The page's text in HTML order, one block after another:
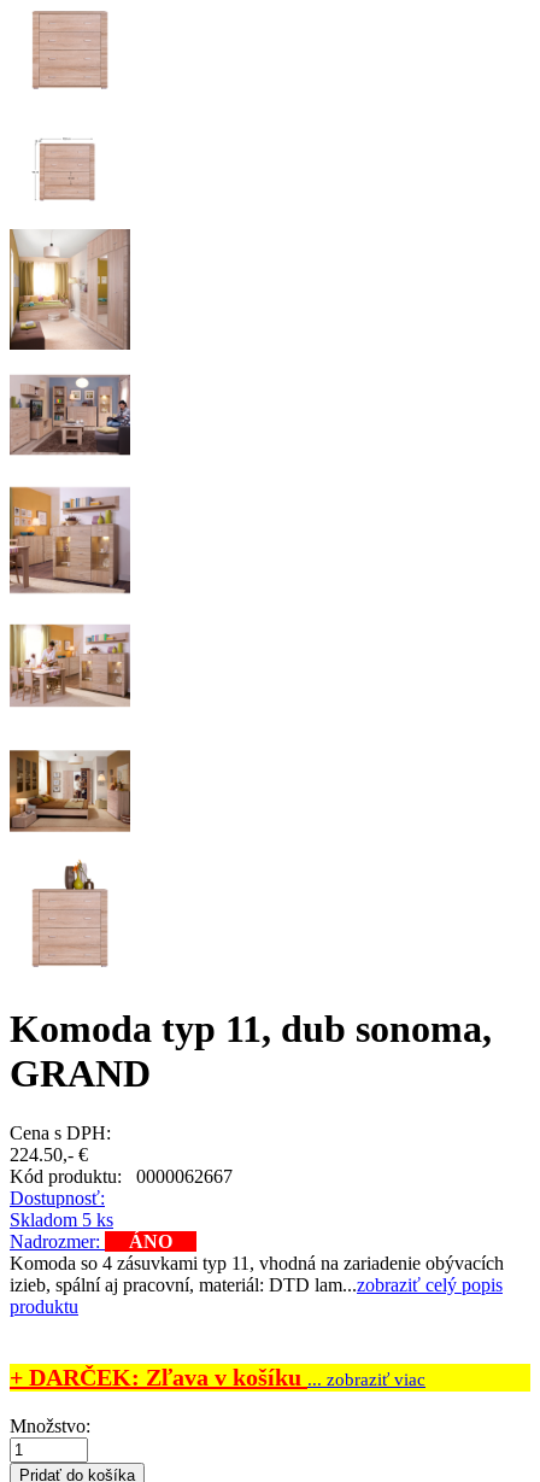
Komoda typ 11, dub sonoma,
GRAND
Cena s DPH:
224.50,- €
Kód produktu: 0000062667
Dostupnosť:
Skladom 5 ks
Nadrozmer:
ÁNO
Komoda so 4 zásuvkami typ 11, vhodná na zariadenie obývacích
izieb, spální aj pracovní, materiál: DTD lam...zobraziť celý popis
produktu
+ DARČEK: Zľava v košíku ... zobraziť viac
Množstvo: